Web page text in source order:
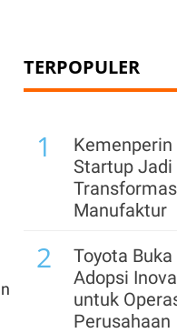
TERPOPULER
1
Kemenperin
Startup
Manufaktur
2
Toyota
Adopsi
untuk
Perusahaan